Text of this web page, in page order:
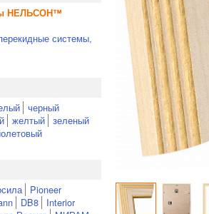
НЕЛЬСОН™
системы,
черный
желтый зеленый
Pioneer
DB8
Interior